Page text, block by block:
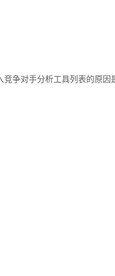
竞争对手分析工具列表的原因